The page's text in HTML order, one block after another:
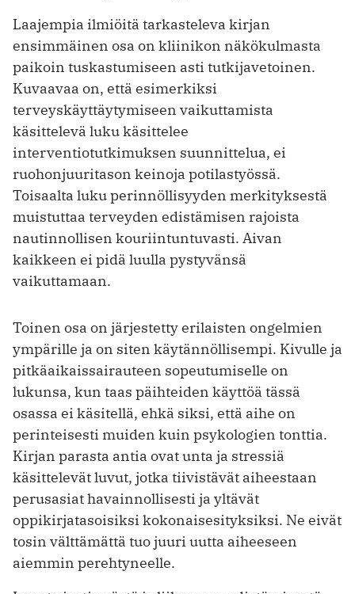
Laajempia ilmiöitä tarkasteleva kirjan
ensimmäinen osa on kliinikon näkökulmasta
paikoin tuskastumiseen asti tutkijavetoinen.
Kuvaavaa on, että esimerkiksi
terveyskäyttäytymiseen vaikuttamista
käsittelevä luku käsittelee
interventiotutkimuksen suunnittelua, ei
ruohonjuuritason keinoja potilastyössä.
Toisaalta luku perinnöllisyyden merkityksestä
muistuttaa terveyden edistämisen rajoista
nautinnollisen kouriintuntuvasti. Aivan
kaikkeen ei pidä luulla pystyvänsä
vaikuttamaan.
Toinen osa on järjestetty erilaisten ongel­mien
ympärille ja on siten käytännöllisempi. Kivulle ja
pitkäaikaissairauteen sopeutumiselle on
lukunsa, kun taas päihteiden käyttöä tässä
osassa ei käsitellä, ehkä siksi, että aihe on
perinteisesti muiden kuin psykologien tonttia.
Kirjan parasta antia ovat unta ja stressiä
käsittelevät luvut, jotka tiivistävät aiheestaan
perusasiat havainnollisesti ja yltävät
oppikirjatasoisiksi kokonaisesityksiksi. Ne eivät
tosin välttämättä tuo juuri uutta aiheeseen
aiemmin perehtyneelle.